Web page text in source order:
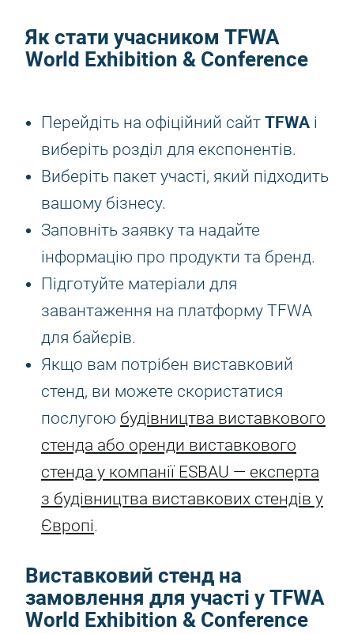
Як стати учасником TFWA
World Exhibition & Conference
Перейдіть на офіційний сайт TFWA і
виберіть розділ для експонентів.
Виберіть пакет участі, який підходить
вашому бізнесу.
Заповніть заявку та надайте
інформацію про продукти та бренд.
Підготуйте матеріали для
завантаження на платформу TFWA
для байєрів.
Якщо вам потрібен виставковий
стенд, ви можете скористатися
послугою будівництва виставкового
стенда або оренди виставкового
стенда у компанії ESBAU — експерта
з будівництва виставкових стендів у
Європі.
Виставковий стенд на
замовлення для участі у TFWA
World Exhibition & Conference